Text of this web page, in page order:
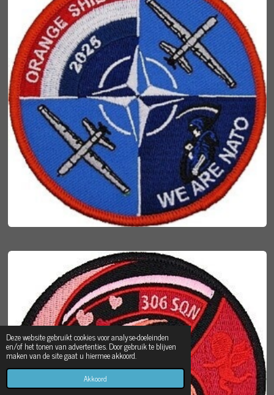
Deze website gebruikt cookies voor analyse-doeleinden
en/of het tonen van advertenties. Door gebruik te blijven
maken van de site gaat u hiermee akkoord.
Akkoord